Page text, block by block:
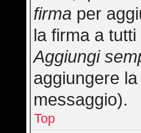
firma per
la firma a
Aggiungi
aggiungere
messaggio).
Top